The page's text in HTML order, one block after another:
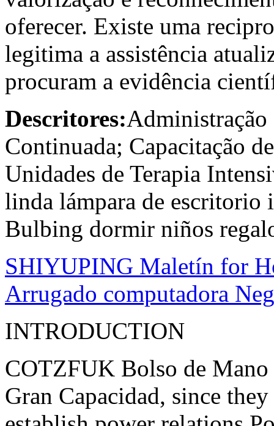
oferecer. Existe uma
legitima a assistência
procuram a evidência
Descritores:Administração
Continuada; Capacitação
Unidades de Terapia
linda lámpara de escritorio
Bulbing dormir niños
SHIYUPING Maletín for
Arrugado computadora
INTRODUCTION
COTZFUK Bolso de
Gran Capacidad, since